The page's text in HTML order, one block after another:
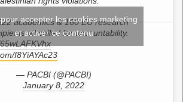
academics & 160 EU research
all called for accountability.
f8YiAYAc23
— PACBI (@PACBI)
January 8, 2022
accepter les cookies marketing
et activer ce contenu